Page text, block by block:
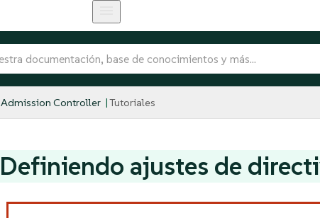
Admission Controller Tutoriales
Definiendo ajustes de